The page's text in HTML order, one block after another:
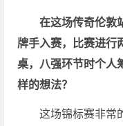
在这场传奇伦敦
牌手入赛，比赛进行
桌，八强环节时个人
样的想法？
这场锦标赛非常